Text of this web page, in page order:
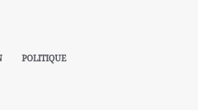
POLITIQUE